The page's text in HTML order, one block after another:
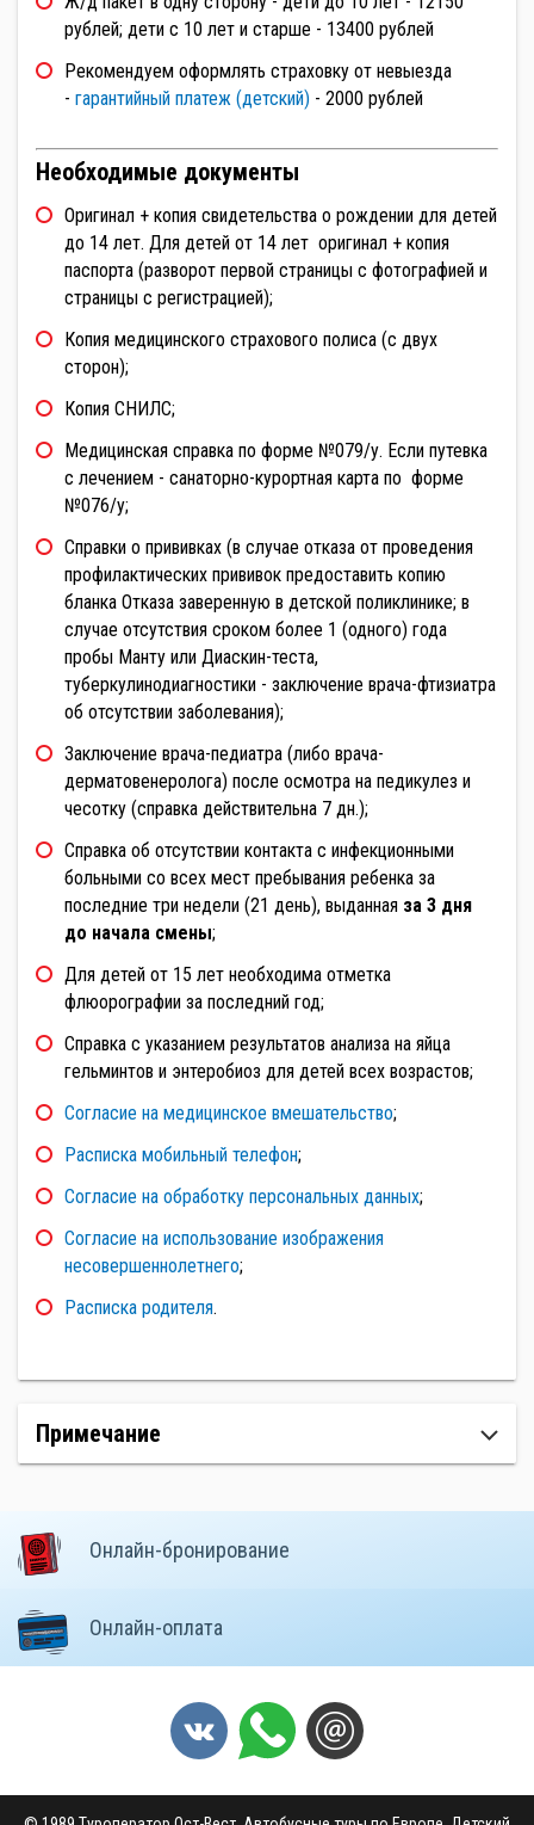
рублей; дети с 10 лет и старше - 13400 рублей
Рекомендуем оформлять страховку от невыезда
- гарантийный платеж (детский) - 2000 рублей
Необходимые документы
Оригинал + копия свидетельства о рождении для детей
до 14 лет. Для детей от 14 лет оригинал + копия
паспорта (разворот первой страницы с фотографией и
страницы с регистрацией);
Копия медицинского страхового полиса (с двух
сторон);
Копия СНИЛС;
Медицинская справка по форме №079/у. Если путевка
с лечением - санаторно-курортная карта по форме
№076/у;
Справки о прививках (в случае отказа от проведения
профилактических прививок предоставить копию
бланка Отказа заверенную в детской поликлинике; в
случае отсутствия сроком более 1 (одного) года
пробы Манту или Диаскин-теста,
туберкулинодиагностики - заключение врача-фтизиатра
об отсутствии заболевания);
Заключение врача-педиатра (либо врача-
дерматовенеролога) после осмотра на педикулез и
чесотку (справка действительна 7 дн.);
Справка об отсутствии контакта с инфекционными
больными со всех мест пребывания ребенка за
последние три недели (21 день), выданная за 3 дня
до начала смены;
Для детей от 15 лет необходима отметка
флюорографии за последний год;
Справка с указанием результатов анализа на яйца
гельминтов и энтеробиоз для детей всех возрастов;
Согласие на медицинское вмешательство;
Расписка мобильный телефон;
Согласие на обработку персональных данных;
Согласие на использование изображения
несовершеннолетнего;
Расписка родителя.
Примечание
Онлайн-бронирование
Онлайн-оплата